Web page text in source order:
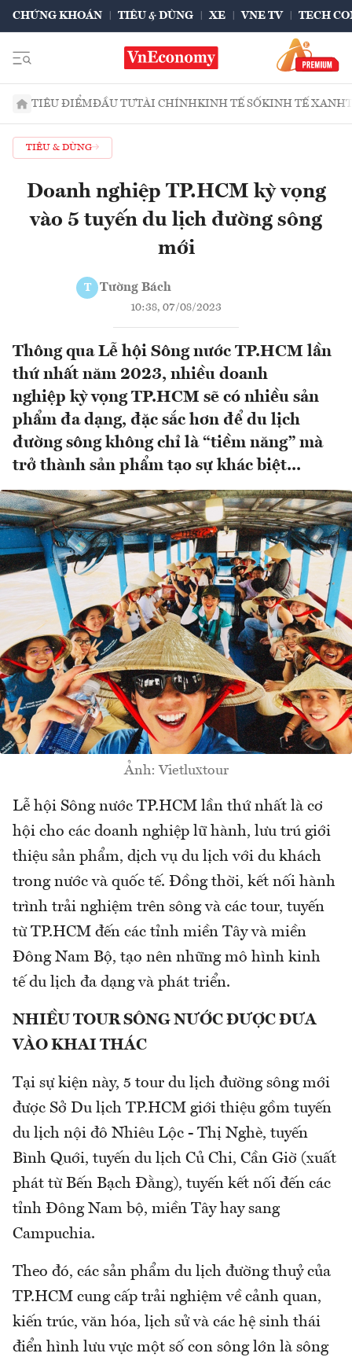
CHỨNG KHOÁN TIÊU & DÙNG XE VNE TV TECH
TIÊU ĐIỂMĐẦU TƯTÀI CHÍNHKINH TẾ SỐKINH TẾ XANH
TIÊU & DÙNG
Doanh nghiệp TP.HCM kỳ vọng
vào 5 tuyến du lịch đường sông
mới
T Tường Bách
10:38, 07/08/2023
Thông qua Lễ hội Sông nước TP.HCM lần
thứ nhất năm 2023, nhiều doanh
nghiệp kỳ vọng TP.HCM sẽ có nhiều sản
phẩm đa dạng, đặc sắc hơn để du lịch
đường sông không chỉ là “tiềm năng” mà
trở thành sản phẩm tạo sự khác biệt...
Ảnh: Vietluxtour
Lễ hội Sông nước TP.HCM lần thứ nhất là cơ
hội cho các doanh nghiệp lữ hành, lưu trú giới
thiệu sản phẩm, dịch vụ du lịch với du khách
trong nước và quốc tế. Đồng thời, kết nối hành
trình trải nghiệm trên sông và các tour, tuyến
từ TP.HCM đến các tỉnh miền Tây và miền
Đông Nam Bộ, tạo nên những mô hình kinh
tế du lịch đa dạng và phát triển.
NHIỀU TOUR SÔNG NƯỚC ĐƯỢC ĐƯA
VÀO KHAI THÁC
Tại sự kiện này, 5 tour du lịch đường sông mới
được Sở Du lịch TP.HCM giới thiệu gồm tuyến
du lịch nội đô Nhiêu Lộc - Thị Nghè, tuyến
Bình Quới, tuyến du lịch Củ Chi, Cần Giờ (xuất
phát từ Bến Bạch Đằng), tuyến kết nối đến các
tỉnh Đông Nam bộ, miền Tây hay sang
Campuchia.
Theo đó, các sản phẩm du lịch đường thuỷ của
TP.HCM cung cấp trải nghiệm về cảnh quan,
kiến trúc, văn hóa, lịch sử và các hệ sinh thái
điển hình lưu vực một số con sông lớn là sông